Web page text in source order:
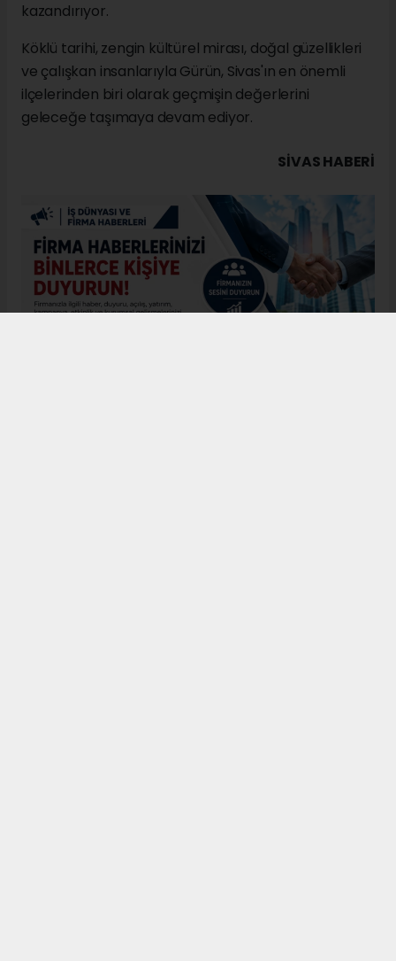
kazandırıyor.
Köklü tarihi, zengin kültürel mirası, doğal güzellikleri
ve çalışkan insanlarıyla Gürün, Sivas'ın en önemli
ilçelerinden biri olarak geçmişin değerlerini
geleceğe taşımaya devam ediyor.
SIVAS HABERİ